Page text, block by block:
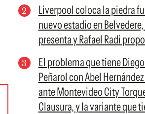
Liverpool coloca la piedra
nuevo estadio en
presenta y Rafael Radi
El problema que tiene
Peñarol con Abel
ante Montevideo City
Clausura, y la variante que